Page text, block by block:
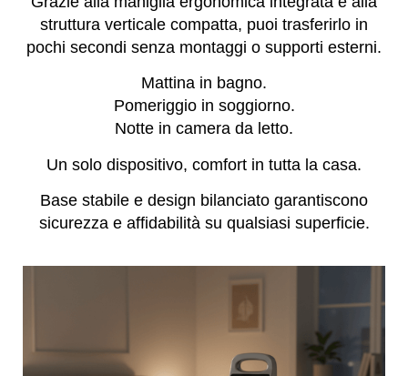
struttura verticale compatta, puoi trasferirlo in
pochi secondi senza montaggi o supporti esterni.
Mattina in bagno.
Pomeriggio in soggiorno.
Notte in camera da letto.
Un solo dispositivo, comfort in tutta la casa.
Base stabile e design bilanciato garantiscono
sicurezza e affidabilità su qualsiasi superficie.